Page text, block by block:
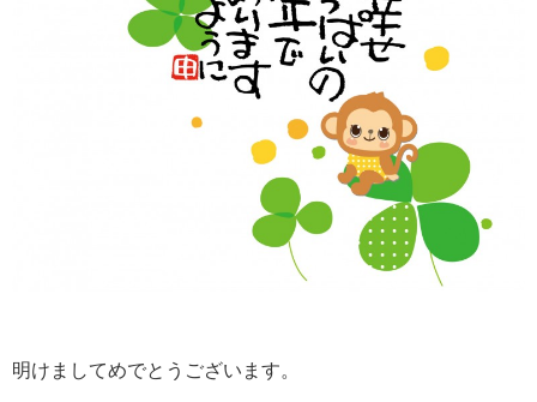
明けましてめでとうございます。